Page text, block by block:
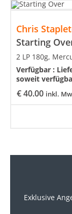
Chris
Starting
€40.00 inkl.
2 LP 180g,
Verfügbar :
soweit
Exklusive